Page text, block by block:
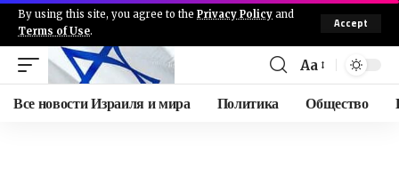
By using this site, you agree to the Privacy Policy and
Terms of Use.
Accept
Aa
Все новости Израиля и мира Политика Общество